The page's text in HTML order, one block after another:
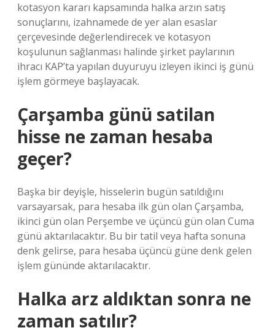
kotasyon kararı kapsamında halka arzın satış
sonuçlarını, izahnamede de yer alan esaslar
çerçevesinde değerlendirecek ve kotasyon
koşulunun sağlanması halinde şirket paylarının
ihracı KAP’ta yapılan duyuruyu izleyen ikinci iş günü
işlem görmeye başlayacak.
Çarşamba günü satilan
hisse ne zaman hesaba
geçer?
Başka bir deyişle, hisselerin bugün satıldığını
varsayarsak, para hesaba ilk gün olan Çarşamba,
ikinci gün olan Perşembe ve üçüncü gün olan Cuma
günü aktarılacaktır. Bu bir tatil veya hafta sonuna
denk gelirse, para hesaba üçüncü güne denk gelen
işlem gününde aktarılacaktır.
Halka arz aldıktan sonra ne
zaman satılır?